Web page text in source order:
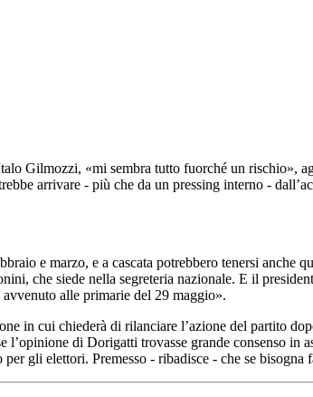
Gilmozzi, «mi sembra tutto fuorché un rischio»,
arrivare - più che da un pressing interno -
e marzo, e a cascata potrebbero tenersi
che siede nella segreteria nazionale. E il
alle primarie del 29 maggio».
in cui chiederà di rilanciare l’azione del partito
di Dorigatti trovasse grande consenso in
gli elettori. Premesso - ribadisce - che se bisogna